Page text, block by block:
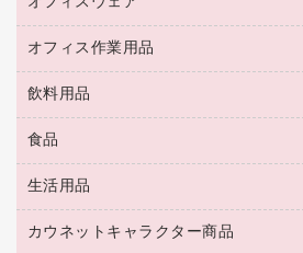
ＵＳＢハブ／ＵＳＢアクセサリー
ＯＡフィルター
ＯＡクリーナー／エアダスター
ＨＤＤ／ＳＳＤ
ディスプレイモニター
ロッカー・下駄箱
その他収納
医療・介護・ワーキングウェア
ブラウス・シャツ
アウター
オフィス作業用品
養生用品
防災用品
防災用備蓄食品・飲料
台車・脚立
倉庫収納用品
飲料用品
緑茶飲料
茶葉・インスタント
紅茶・バラエティ飲料
レギュラーコーヒー
食品
食品
菓子
生活用品
浴室用品
カウネットキャラクター商品